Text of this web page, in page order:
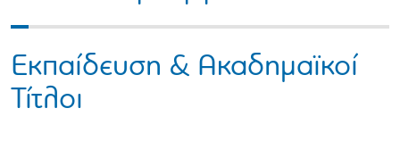
Εκπαίδευση & Ακαδημαϊκοί
Τίτλοι